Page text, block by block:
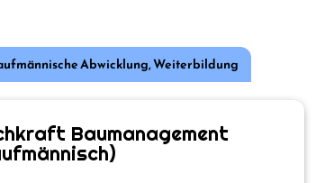
Abwicklung,Weiterbildung
Baumanagement